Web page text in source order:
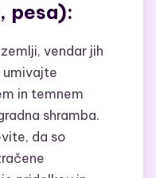
pesa):
vendar jih
umivajte
in temnem
shramba.
da so